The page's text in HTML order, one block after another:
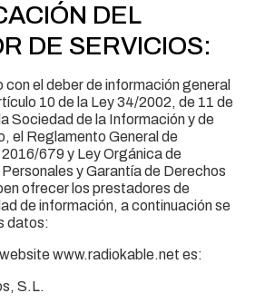
DEL
DE SERVICIOS:
con el deber de información general
10 de la Ley 34/2002, de 11 de
Sociedad de la Información y de
el Reglamento General de
679 y Ley Orgánica de
y Garantía de Derechos
ofrecer los prestadores de
de información, a continuación se
datos:
www.radiokable.net es:
S.L.